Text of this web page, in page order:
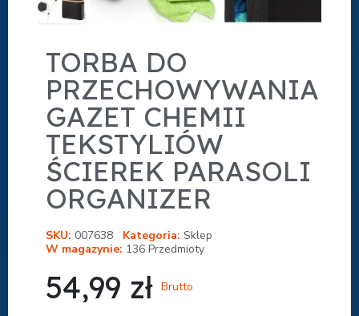
TORBA DO
PRZECHOWYWANIA
GAZET CHEMII
TEKSTYLIÓW
ŚCIEREK PARASOLI
ORGANIZER
SKU 007638 Kategoria Sklep
W magazynie 136 Przedmioty
54,99 zł Brutto